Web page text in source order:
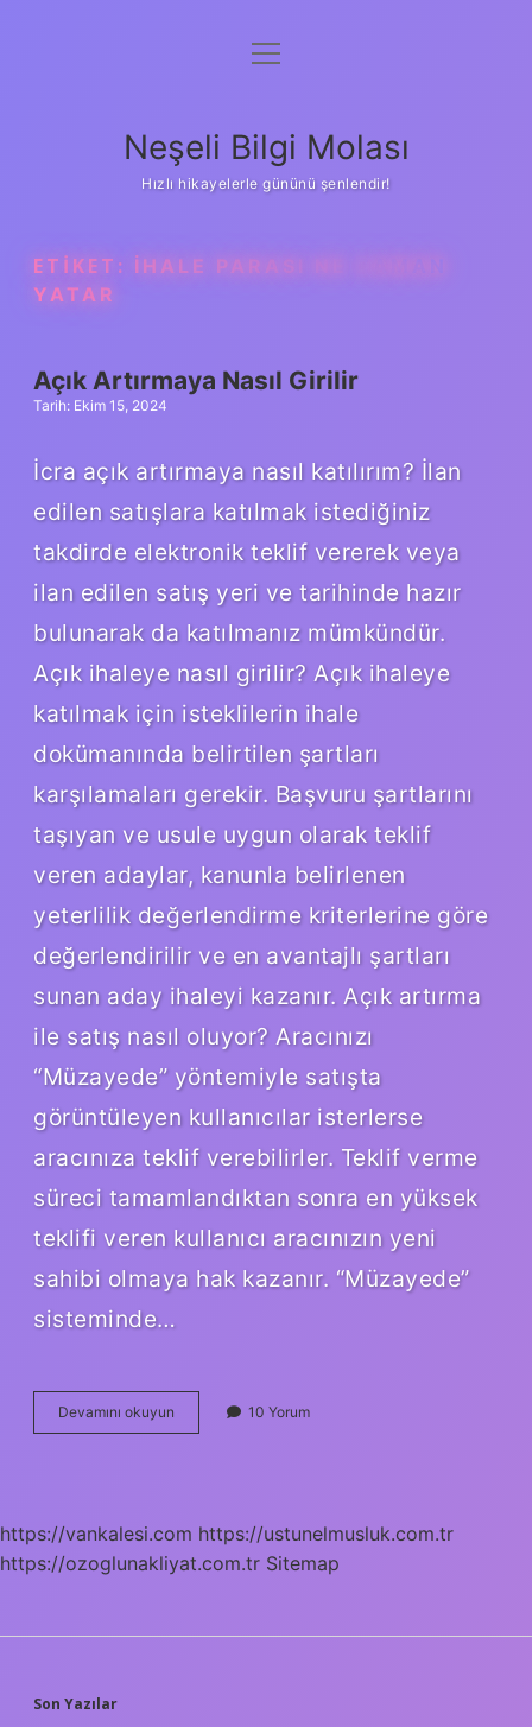
Anasayfa
Yasal Uyarı
menüyü
Neşeli Bilgi Molası
Hızlı hikayelerle gününü şenlendir!
ETIKET: İHALE PARASI NE ZAMAN
YATAR
Açık Artırmaya Nasıl Girilir
Tarih: Ekim 15, 2024
İcra açık artırmaya nasıl katılırım? İlan
edilen satışlara katılmak istediğiniz
takdirde elektronik teklif vererek veya
ilan edilen satış yeri ve tarihinde hazır
bulunarak da katılmanız mümkündür.
Açık ihaleye nasıl girilir? Açık ihaleye
katılmak için isteklilerin ihale
dokümanında belirtilen şartları
karşılamaları gerekir. Başvuru şartlarını
taşıyan ve usule uygun olarak teklif
veren adaylar, kanunla belirlenen
yeterlilik değerlendirme kriterlerine göre
değerlendirilir ve en avantajlı şartları
sunan aday ihaleyi kazanır. Açık artırma
ile satış nasıl oluyor? Aracınızı
“Müzayede” yöntemiyle satışta
görüntüleyen kullanıcılar isterlerse
aracınıza teklif verebilirler. Teklif verme
süreci tamamlandıktan sonra en yüksek
teklifi veren kullanıcı aracınızın yeni
sahibi olmaya hak kazanır. “Müzayede”
sisteminde…
Devamını okuyun
Artırmaya
10 Yorum
https://vankalesi.com https://ustunelmusluk.com.tr
https://ozoglunakliyat.com.tr Sitemap
Son Yazılar